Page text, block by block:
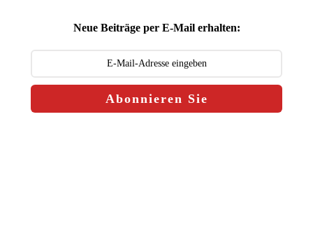
Neue Beiträge per E-Mail erhalten:
Abonnieren Sie